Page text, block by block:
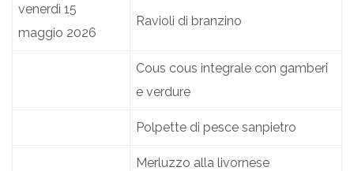
venerdì 15
maggio 2026
Ravioli di branzino
Cous cous integrale con gamberi
e verdure
Polpette di pesce sanpietro
Merluzzo alla livornese